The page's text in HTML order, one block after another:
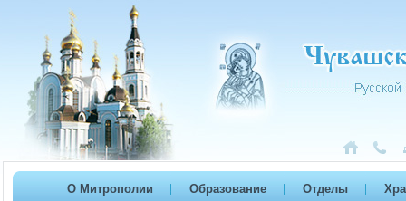
О Митрополии Образование Отделы